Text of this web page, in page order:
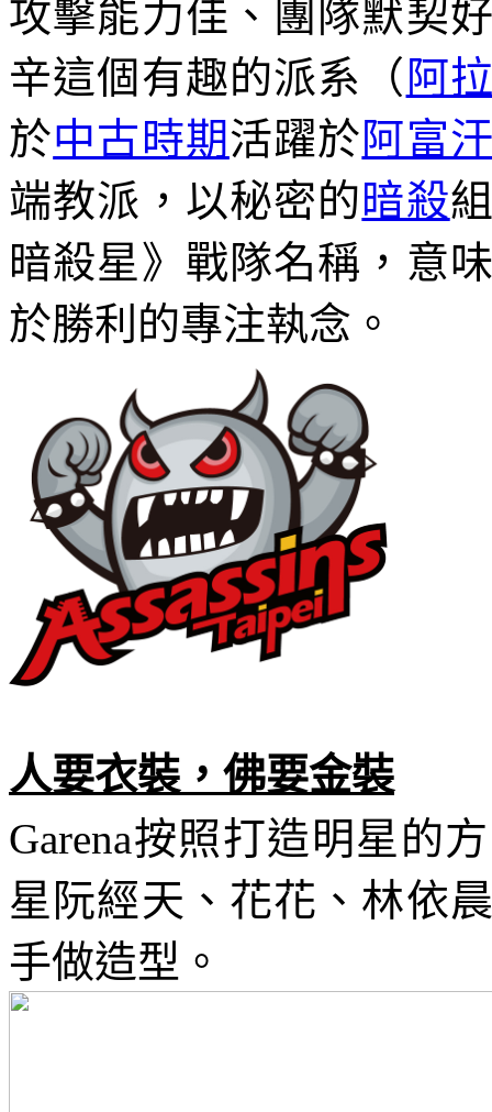
攻擊能力佳、團隊默契
辛這個有趣的派系（ 阿
於中古時期活躍於阿富
端教派，以秘密的暗殺
暗殺星》戰隊名稱，意
於勝利的專注執念。
人要衣裝，佛要金裝
Garena按照打造明星的
星阮經天、花花、林依
手做造型。